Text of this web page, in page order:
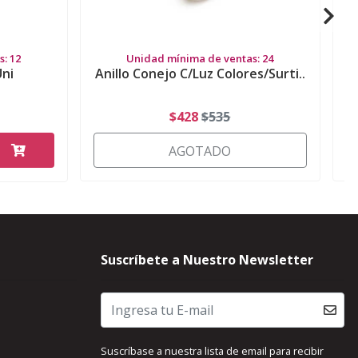
12 Unidad mínima de ventas: 24
Anillo Conejo C/Luz Colores/Surti..
$428$535
AGOTADO
Suscríbete a Nuestro Newsletter
Suscríbase a nuestra lista de email para recibir